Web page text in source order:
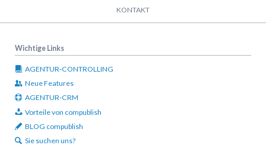
KONTAKT
Wichtige Links
AGENTUR-CONTROLLING
Neue Features
AGENTUR-CRM
Vorteile von compublish
BLOG compublish
Sie suchen uns?